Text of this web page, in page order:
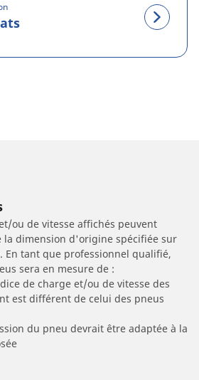
ou de vitesse affichés peuvent
dimension d'origine spécifiée sur
tant que professionnel qualifié,
sera en mesure de :
de charge et/ou de vitesse des
est différent de celui des pneus
du pneu devrait être adaptée à la